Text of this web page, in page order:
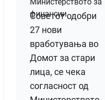
Советот одобри
27 нови
вработувања во
Домот за стари
лица, се чека
согласност од